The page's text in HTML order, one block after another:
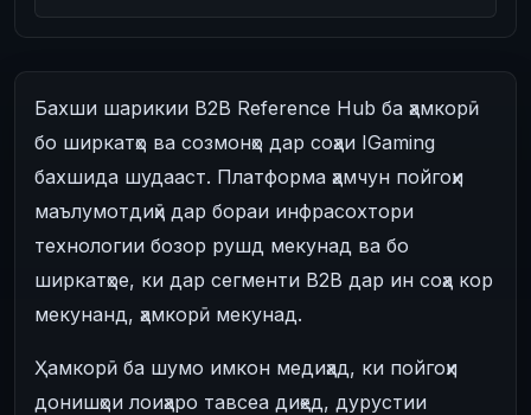
Бахши шарикии B2B Reference Hub ба ҳамкорӣ
бо ширкатҳо ва созмонҳо дар соҳаи IGaming
бахшида шудааст. Платформа ҳамчун пойгоҳи
маълумотдиҳӣ дар бораи инфрасохтори
технологии бозор рушд мекунад ва бо
ширкатҳое, ки дар сегменти B2B дар ин соҳа кор
мекунанд, ҳамкорӣ мекунад.
Ҳамкорӣ ба шумо имкон медиҳад, ки пойгоҳи
донишҳои лоиҳаро тавсеа диҳед, дурустии